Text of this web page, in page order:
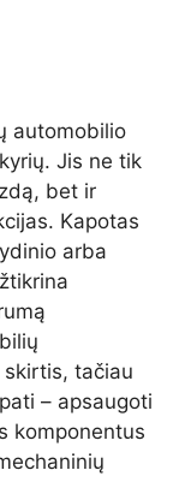
automobilio
Jis ne tik
bet ir
Kapotas
arba
tačiau
– apsaugoti
komponentus